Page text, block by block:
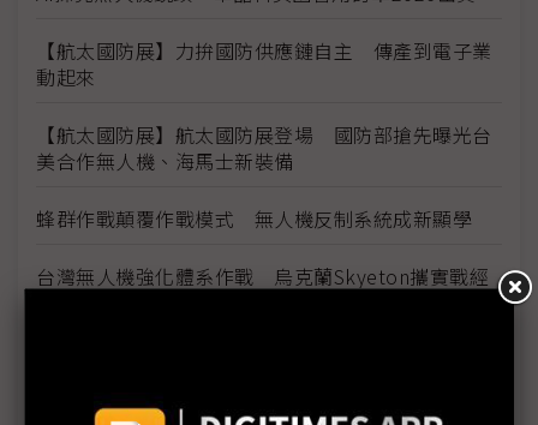
【航太國防展】力拚國防供應鏈自主 傳產到電子業
動起來
【航太國防展】航太國防展登場 國防部搶先曝光台
美合作無人機、海馬士新裝備
蜂群作戰顛覆作戰模式 無人機反制系統成新顯學
台灣無人機強化體系作戰 烏克蘭Skyeton攜實戰經
力山布局無人機動力系統 攜手長榮航太、中光電